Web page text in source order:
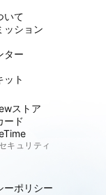
いて
ッション
ター
ット
ストア
ード
キュリティ
ーポリシー